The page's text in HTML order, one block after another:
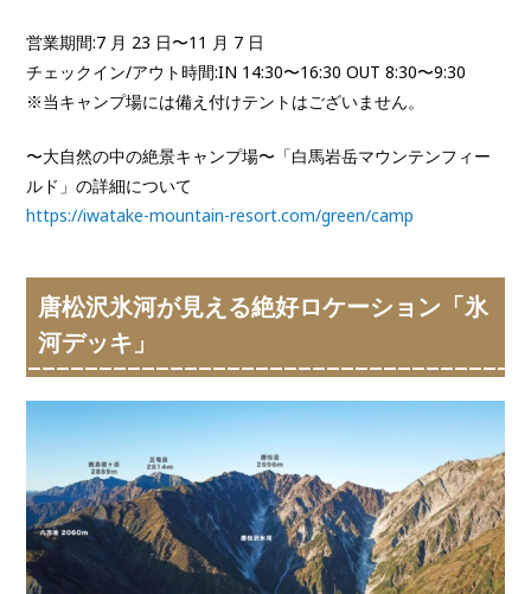
営業期間:7 月 23 日〜11 月 7 日
チェックイン/アウト時間:IN 14:30〜16:30 OUT 8:30〜9:30
※当キャンプ場には備え付けテントはございません。
〜大自然の中の絶景キャンプ場〜「白馬岩岳マウンテンフィー
ルド」の詳細について
https://iwatake-mountain-resort.com/green/camp
唐松沢氷河が見える絶好ロケーション「氷
河デッキ」